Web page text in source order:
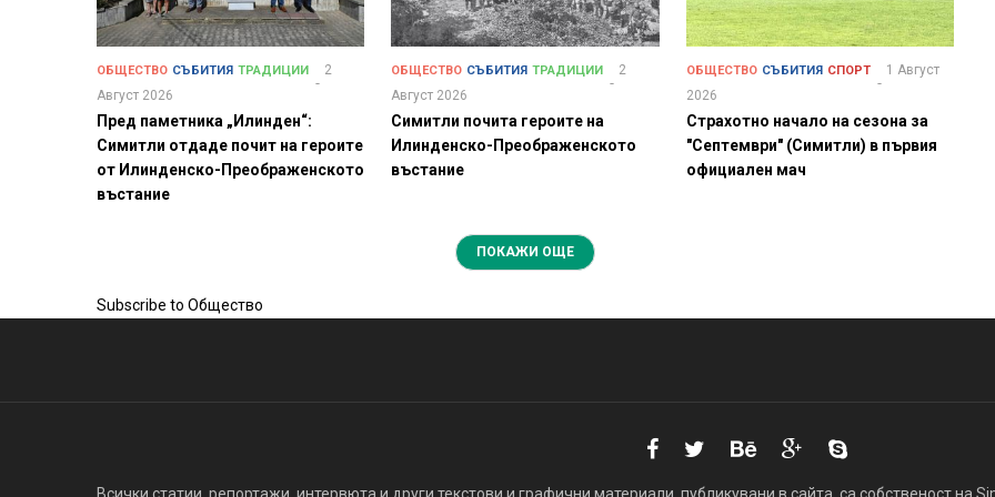
ОБЩЕСТВО СЪБИТИЯ ТРАДИЦИИ
2
Август 2026
Пред паметника „Илинден“:
Симитли отдаде почит на героите
от Илинденско-Преображенското
въстание
ОБЩЕСТВО СЪБИТИЯ ТРАДИЦИИ
2
Август 2026
Симитли почита героите на
Илинденско-Преображенското
въстание
ОБЩЕСТВО СЪБИТИЯ СПОРТ
1 Август
2026
Страхотно начало на сезона за
"Септември" (Симитли) в първия
официален мач
ПОКАЖИ ОЩЕ
Subscribe to Общество